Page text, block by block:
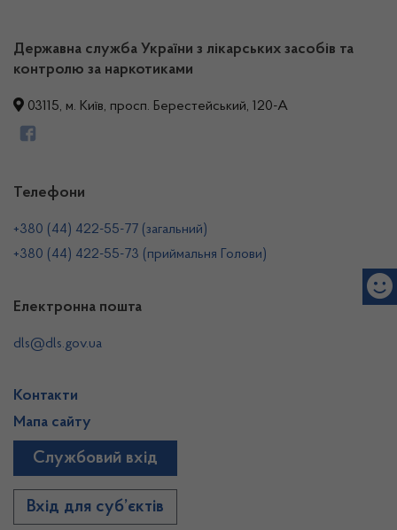
Державна служба України з лікарських засобів та
контролю за наркотиками
03115, м. Київ, просп. Берестейський, 120-А
Телефони
+380 (44) 422-55-77 (загальний)
+380 (44) 422-55-73 (приймальня Голови)
Електронна пошта
dls@dls.gov.ua
Контакти
Мапа сайту
Службовий вхід
Вхід для суб’єктів